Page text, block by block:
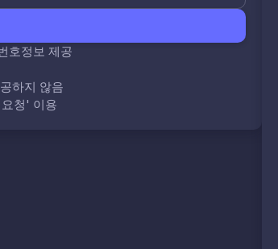
호정보 제공
하지 않음
청' 이용